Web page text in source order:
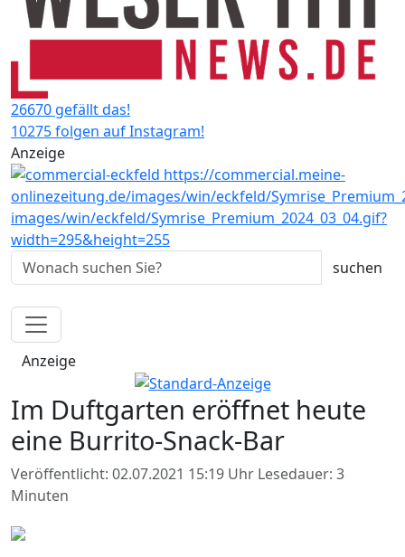
26670 gefällt das!
10275 folgen auf Instagram!
Anzeige
Anzeige
Im Duftgarten eröffnet heute
eine Burrito-Snack-Bar
Veröffentlicht: 02.07.2021 15:19 Uhr Lesedauer: 3
Minuten